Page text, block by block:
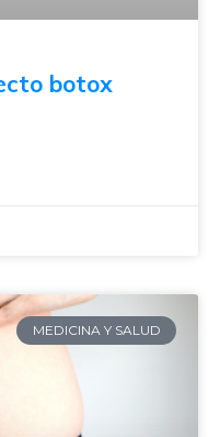
botox
MEDICINA Y SALUD